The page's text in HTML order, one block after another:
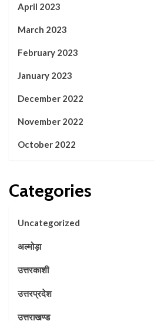
April 2023
March 2023
February 2023
January 2023
December 2022
November 2022
October 2022
Categories
Uncategorized
अल्मोड़ा
उत्तरकाशी
उत्तरप्रदेश
उत्तराखण्ड